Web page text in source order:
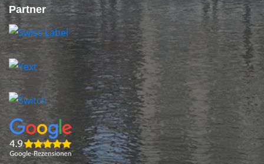
Partner